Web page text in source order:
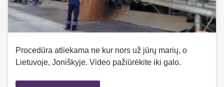
Procedūra atliekama ne kur nors už jūrų marių, o
Lietuvoje, Joniškyje. Video pažiūrėkite iki galo.